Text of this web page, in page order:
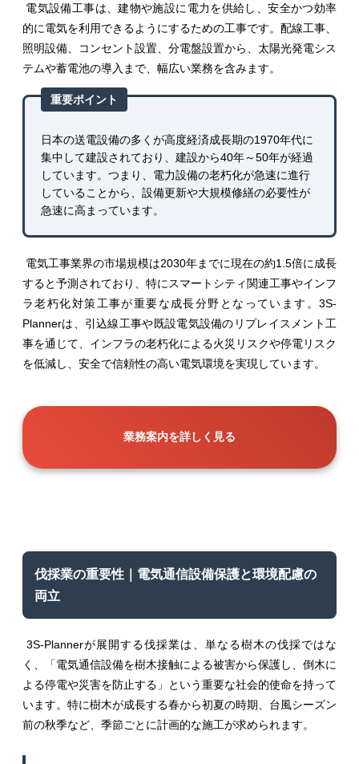
電気設備工事は、建物や施設に電力を供給し、安全かつ効率
的に電気を利用できるようにするための工事です。配線工事、
照明設備、コンセント設置、分電盤設置から、太陽光発電シス
テムや蓄電池の導入まで、幅広い業務を含みます。
重要ポイント
日本の送電設備の多くが高度経済成長期の1970年代に
集中して建設されており、建設から40年～50年が経過
しています。つまり、電力設備の老朽化が急速に進行
していることから、設備更新や大規模修繕の必要性が
急速に高まっています。
電気工事業界の市場規模は2030年までに現在の約1.5倍に成長
すると予測されており、特にスマートシティ関連工事やインフ
ラ老朽化対策工事が重要な成長分野となっています。3S-
Plannerは、引込線工事や既設電気設備のリプレイスメント工
事を通じて、インフラの老朽化による火災リスクや停電リスク
を低減し、安全で信頼性の高い電気環境を実現しています。
業務案内を詳しく見る
伐採業の重要性｜電気通信設備保護と環境配慮の
両立
3S-Plannerが展開する伐採業は、単なる樹木の伐採ではな
く、「電気通信設備を樹木接触による被害から保護し、倒木に
よる停電や災害を防止する」という重要な社会的使命を持って
います。特に樹木が成長する春から初夏の時期、台風シーズン
前の秋季など、季節ごとに計画的な施工が求められます。